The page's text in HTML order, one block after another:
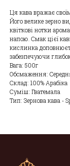
Ця кава вражає
Його велике зерно
квіткові нотки
напою. Смак цієї
кислинка
забезпечуючи
Вага: 500г
Обсмаження:
Склад: 100% Арабіка
Суміш: Гватемала
Тип: Зернова кава -